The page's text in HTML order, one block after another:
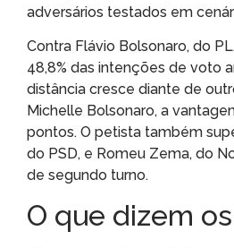
adversários testados em
Contra Flávio Bolsonaro, do
48,8% das intenções de voto
distância cresce diante de
Michelle Bolsonaro, a
pontos. O petista também
do PSD, e Romeu Zema, do
de segundo turno.
O que dizem